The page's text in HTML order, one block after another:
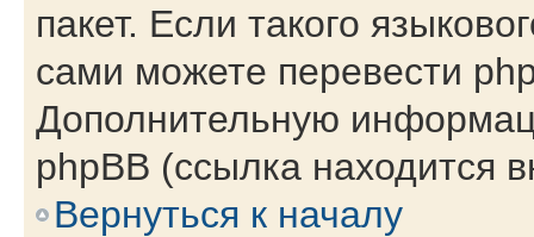
пакет. Если такого
сами можете перевести
Дополнительную
phpBB (ссылка находится
Вернуться к началу